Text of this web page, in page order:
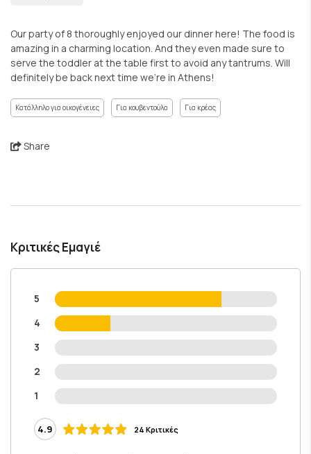
Our party of 8 thoroughly enjoyed our dinner here! The food is
amazing in a charming location. And they even made sure to
serve the toddler at the table first to avoid any tantrums. Will
definitely be back next time we‘re in Athens!
Κατάλληλο για οικογένειες Για κουβεντούλα Για κρέας
Share
Κριτικές Εμαγιέ
5
4
3
2
1
4.9 24 Κριτικές